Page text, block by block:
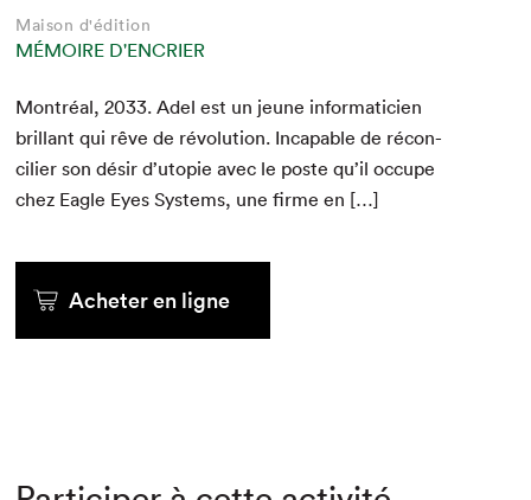
Maison d'édition
MÉMOIRE D'ENCRIER
Mon­tréal,2033. Adel est un jeune infor­mati­cien
bril­lant qui rêve de révo­lu­tion. Inca­pable de réc­on­
cili­er son désir d’utopie avec le poste qu’il occupe
chez Eagle Eyes Sys­tems, une firme en […]
Acheter en ligne